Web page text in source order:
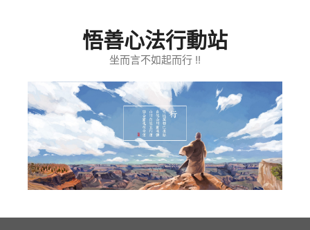
悟善心法行動站
坐而言不如起而行 !!